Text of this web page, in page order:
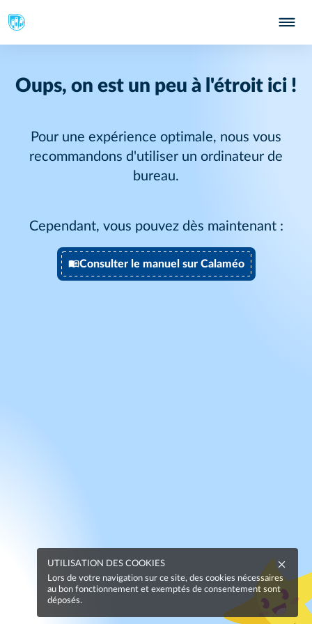
Oups, on est un peu à l'étroit ici !
Pour une expérience optimale, nous vous
recommandons d'utiliser un ordinateur de
bureau.
Cependant, vous pouvez dès maintenant :
Consulter le manuel sur Calaméo
UTILISATION DES COOKIES
Lors de votre navigation sur ce site, des cookies nécessaires
au bon fonctionnement et exemptés de consentement sont
déposés.